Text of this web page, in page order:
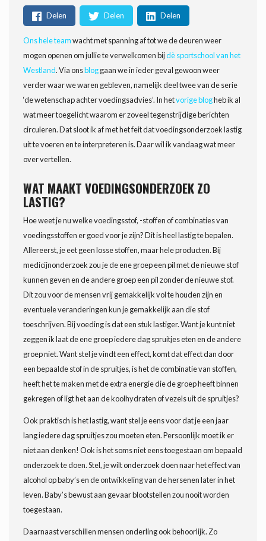
Delen Delen Delen
Ons hele teamwacht met spanning af tot we de deuren weer
mogen openen om jullie te verwelkomen bijdè sportschool van het
Westland. Via onsbloggaan we in ieder geval gewoon weer
verder waar we waren gebleven, namelijk deel twee van de serie
‘de wetenschap achter voedingsadvies’. In hetvorige blogheb ik al
wat meer toegelicht waarom er zoveel tegenstrijdige berichten
circuleren. Dat sloot ik af met het feit dat voedingsonderzoek lastig
uit te voeren en te interpreteren is. Daar wil ik vandaag wat meer
over vertellen.
WAT MAAKT VOEDINGSONDERZOEK ZO
LASTIG?
Hoe weet je nu welke voedingsstof, -stoffen of combinaties van
voedingsstoffen er goed voor je zijn? Dit is heel lastig te bepalen.
Allereerst, je eet geen losse stoffen, maar hele producten. Bij
medicijnonderzoek zou je de ene groep een pil met de nieuwe stof
kunnen geven en de andere groep een pil zonder de nieuwe stof.
Dit zou voor de mensen vrij gemakkelijk vol te houden zijn en
eventuele veranderingen kun je gemakkelijk aan die stof
toeschrijven. Bij voeding is dat een stuk lastiger. Want je kunt niet
zeggen ik laat de ene groep iedere dag spruitjes eten en de andere
groep niet. Want stel je vindt een effect, komt dat effect dan door
een bepaalde stof in de spruitjes, is het de combinatie van stoffen,
heeft het te maken met de extra energie die de groep heeft binnen
gekregen of ligt het aan de koolhydraten of vezels uit de spruitjes?
Ook praktisch is het lastig, want stel je eens voor dat je een jaar
lang iedere dag spruitjes zou moeten eten. Persoonlijk moet ik er
niet aan denken! Ook is het soms niet eens toegestaan om bepaald
onderzoek te doen. Stel, je wilt onderzoek doen naar het effect van
alcohol op baby’s en de ontwikkeling van de hersenen later in het
leven. Baby’s bewust aan gevaar blootstellen zou nooit worden
toegestaan.
Daarnaast verschillen mensen onderling ook behoorlijk. Zo